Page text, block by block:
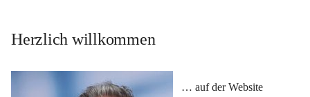
Herzlich willkommen
… auf der Website